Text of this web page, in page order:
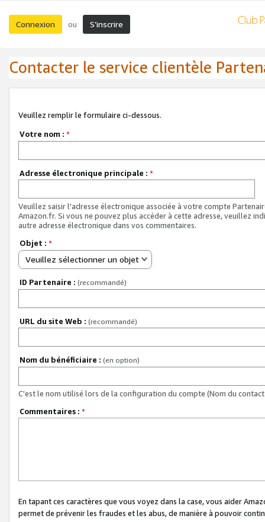
Connexion ou S’inscrire
Contacter le service clientèle
Veuillez remplir le formulaire ci-dessous.
Votre nom : *
Adresse électronique principale : *
Veuillez saisir l'adresse électronique associée à votre compte
Amazon.fr. Si vous ne pouvez plus accéder à cette adresse, veuillez
autre adresse électronique dans vos commentaires.
Objet : *
Veuillez sélectionner un objet
ID Partenaire : (recommandé)
URL du site Web : (recommandé)
Nom du bénéficiaire : (en option)
C'est le nom utilisé lors de la configuration du compte (Nom du
Commentaires : *
En tapant ces caractères que vous voyez dans la case, vous aider
permet de prévenir les fraudes et les abus, de manière à pouvoir